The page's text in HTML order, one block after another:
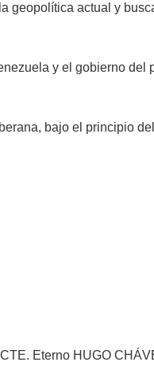
geopolítica actual y
y el gobierno del
bajo el principio
Eterno HUGO